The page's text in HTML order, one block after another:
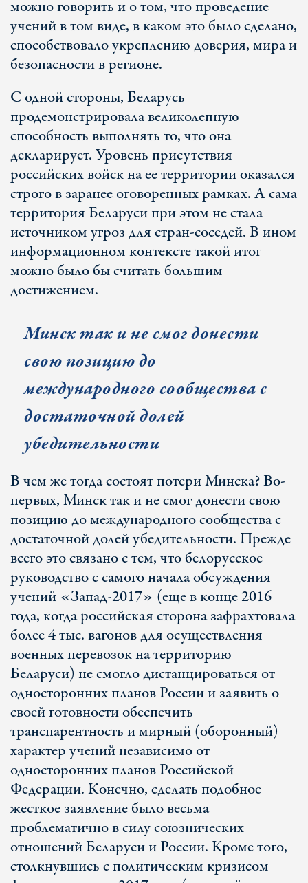
можно говорить и о том, что проведение
учений в том виде, в каком это было сделано,
способствовало укреплению доверия, мира и
безопасности в регионе.
С одной стороны, Беларусь
продемонстрировала великолепную
способность выполнять то, что она
декларирует. Уровень присутствия
российских войск на ее территории оказался
строго в заранее оговоренных рамках. А сама
территория Беларуси при этом не стала
источником угроз для стран-соседей. В ином
информационном контексте такой итог
можно было бы считать большим
достижением.
Минск так и не смог донести
свою позицию до
международного сообщества с
достаточной долей
убедительности
В чем же тогда состоят потери Минска? Во-
первых, Минск так и не смог донести свою
позицию до международного сообщества с
достаточной долей убедительности. Прежде
всего это связано с тем, что белорусское
руководство с самого начала обсуждения
учений «Запад-2017» (еще в конце 2016
года, когда российская сторона зафрахтовала
более 4 тыс. вагонов для осуществления
военных перевозок на территорию
Беларуси) не смогло дистанцироваться от
односторонних планов России и заявить о
своей готовности обеспечить
транспарентность и мирный (оборонный)
характер учений независимо от
односторонних планов Российской
Федерации. Конечно, сделать подобное
жесткое заявление было весьма
проблематично в силу союзнических
отношений Беларуси и России. Кроме того,
столкнувшись с политическим кризисом